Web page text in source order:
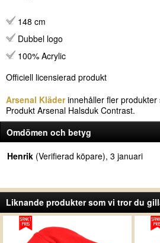
148 cm
Dubbel logo
100% Acrylic
Officiell licensierad produkt
Arsenal Kläderinnehåller fler produkter
Produkt Arsenal Halsduk Contrast.
Omdömen och betyg
Henrik (Verifierad köpare), 3 januari
Liknande produkter som vi tror du